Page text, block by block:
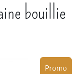
bouillie
Promo